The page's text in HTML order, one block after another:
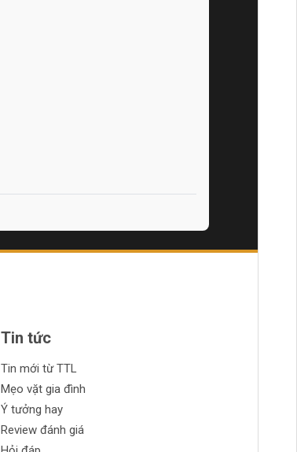
Tin tức
Tin mới từ TTL
Mẹo vặt gia đình
Ý tưởng hay
Review đánh giá